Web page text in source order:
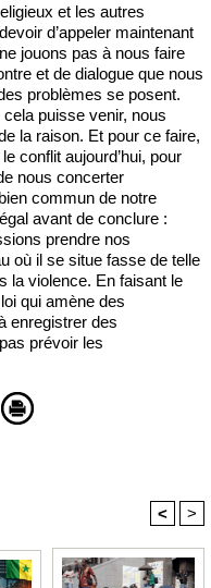
et les autres
d’appeler maintenant
jouons pas à nous faire
et de dialogue que nous
problèmes se posent.
cela puisse venir, nous
la raison. Et pour ce faire,
conflit aujourd’hui, pour
nous concerter
commun de notre
avant de conclure :
prendre nos
où il se situe fasse de telle
la violence. En faisant le
qui amène des
enregistrer des
prévoir les
< >